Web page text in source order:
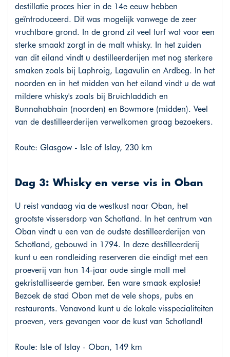
destillatie proces hier in de 14e eeuw hebben
geïntroduceerd. Dit was mogelijk vanwege de zeer
vruchtbare grond. In de grond zit veel turf wat voor een
sterke smaakt zorgt in de malt whisky. In het zuiden
van dit eiland vindt u destilleerderijen met nog sterkere
smaken zoals bij Laphroig, Lagavulin en Ardbeg. In het
noorden en in het midden van het eiland vindt u de wat
mildere whisky's zoals bij Bruichladdich en
Bunnahabhain (noorden) en Bowmore (midden). Veel
van de destilleerderijen verwelkomen graag bezoekers.
Route: Glasgow - Isle of Islay, 230 km
Dag 3: Whisky en verse vis in Oban
U reist vandaag via de westkust naar Oban, het
grootste vissersdorp van Schotland. In het centrum van
Oban vindt u een van de oudste destilleerderijen van
Schotland, gebouwd in 1794. In deze destilleerderij
kunt u een rondleiding reserveren die eindigt met een
proeverij van hun 14-jaar oude single malt met
gekristalliseerde gember. Een ware smaak explosie!
Bezoek de stad Oban met de vele shops, pubs en
restaurants. Vanavond kunt u de lokale visspecialiteiten
proeven, vers gevangen voor de kust van Schotland!
Route: Isle of Islay - Oban, 149 km